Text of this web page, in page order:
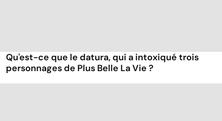
Qu'est-ce que le datura, qui a intoxiqué trois
personnages de Plus Belle La Vie ?